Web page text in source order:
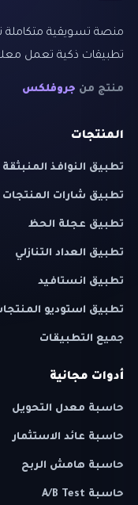
منصة تسويقية متكاملة
تطبيقات ذكية تعمل
منتج من جروفلكس
المنتجات
تطبيق النوافذ المنبثقة
تطبيق شارات المنتجات
تطبيق عجلة الحظ
تطبيق العداد التنازلي
تطبيق انستافيد
تطبيق استوديو
جميع التطبيقات
أدوات مجانية
حاسبة معدل التحويل
حاسبة عائد الاستثمار
حاسبة هامش الربح
حاسبة A/B Test